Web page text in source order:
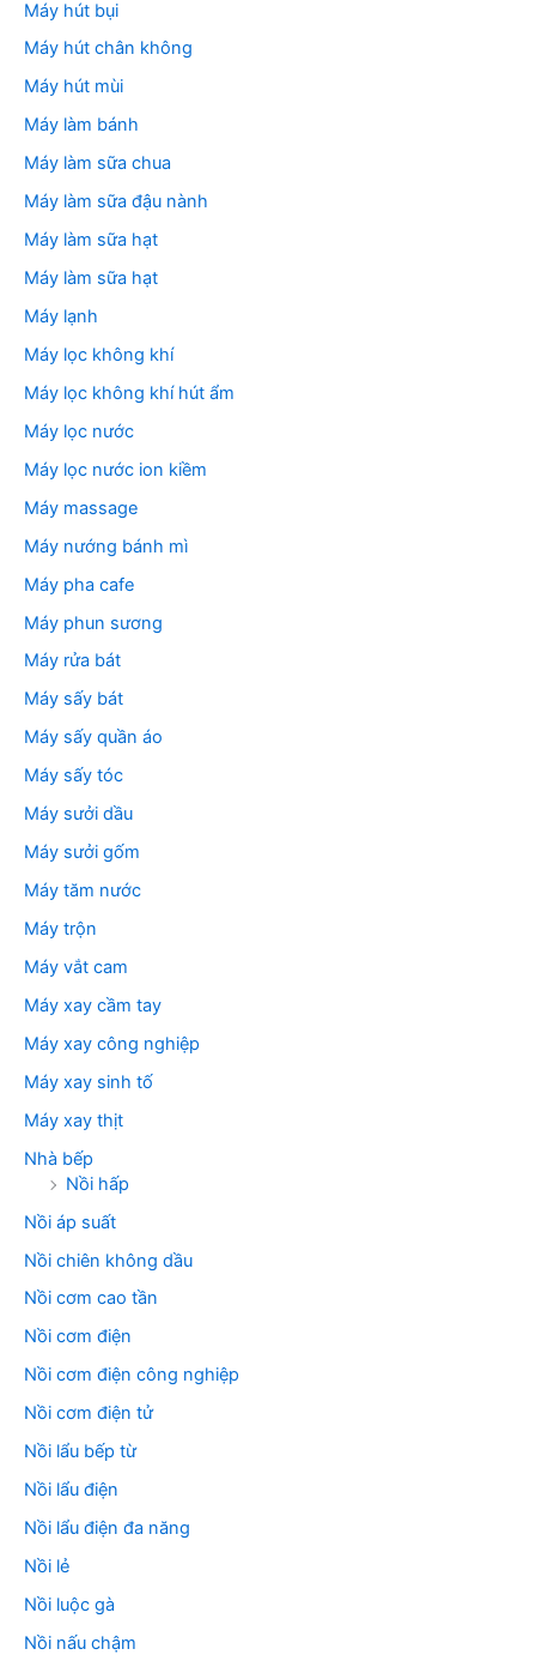
Máy hút bụi
Máy hút chân không
Máy hút mùi
Máy làm bánh
Máy làm sữa chua
Máy làm sữa đậu nành
Máy làm sữa hạt
Máy làm sữa hạt
Máy lạnh
Máy lọc không khí
Máy lọc không khí hút ẩm
Máy lọc nước
Máy lọc nước ion kiềm
Máy massage
Máy nướng bánh mì
Máy pha cafe
Máy phun sương
Máy rửa bát
Máy sấy bát
Máy sấy quần áo
Máy sấy tóc
Máy sưởi dầu
Máy sưởi gốm
Máy tăm nước
Máy trộn
Máy vắt cam
Máy xay cầm tay
Máy xay công nghiệp
Máy xay sinh tố
Máy xay thịt
Nhà bếp
Nồi hấp
Nồi áp suất
Nồi chiên không dầu
Nồi cơm cao tần
Nồi cơm điện
Nồi cơm điện công nghiệp
Nồi cơm điện tử
Nồi lẩu bếp từ
Nồi lẩu điện
Nồi lẩu điện đa năng
Nồi lẻ
Nồi luộc gà
Nồi nấu chậm